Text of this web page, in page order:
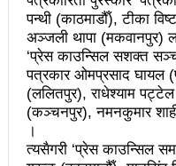
आइएनएनएफद्वारा सम्मान
एनआरएनए बेलायतको
महानगर यातायातले थप्यो
गणेश पण्डितको
पन्थी (काठमाडौँ), टीका
अञ्जली थापा (मकवानपुर)
‘प्रेस काउन्सिल सशक्त
पत्रकार ओमप्रसाद घायल
(ललितपुर), राधेश्याम पट्टेल
(कञ्चनपुर), नमनकुमार
।
त्यसैगरी ‘प्रेस काउन्सिल